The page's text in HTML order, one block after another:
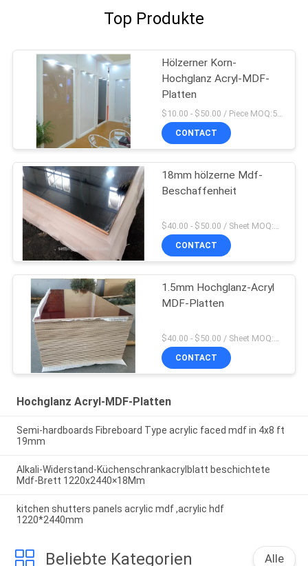
Top Produkte
Hölzerner Korn-
Hochglanz Acryl-MDF-
Platten
$10.00 - $50.00 / Piece MOQ:50-teilig/Stücke
CONTACT
18mm hölzerne Mdf-
Beschaffenheit
CONTACT
1.5mm Hochglanz-Acryl
MDF-Platten
CONTACT
Hochglanz Acryl-MDF-Platten
Semi-hardboards Fibreboard Type acrylic faced mdf in 4x8 ft
19mm
Alkali-Widerstand-Küchenschrankacrylblatt beschichtete
Mdf-Brett 1220x2440×18Mm
kitchen shutters panels acrylic mdf ,acrylic hdf
1220*2440mm
Beliebte Kategorien Alle